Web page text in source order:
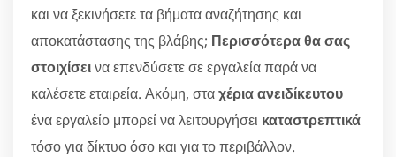
και να ξεκινήσετε τα βήματα αναζήτησης και
αποκατάστασης της βλάβης; Περισσότερα θα σας
στοιχίσεινα επενδύσετε σε εργαλεία παρά να
καλέσετε εταιρεία. Ακόμη, σταχέρια ανειδίκευτου
ένα εργαλείο μπορεί να λειτουργήσει καταστρεπτικά
τόσο για δίκτυο όσο και για το περιβάλλον.